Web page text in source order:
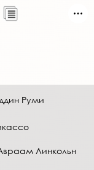
Руми
Линкольн